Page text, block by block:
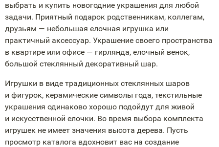
выбрать и купить новогодние украшения для любой
задачи. Приятный подарок родственникам, коллегам,
друзьям — небольшая елочная игрушка или
практичный аксессуар. Украшение своего пространства
в квартире или офисе — гирлянда, елочный венок,
большой стеклянный декоративный шар.
Игрушки в виде традиционных стеклянных шаров
и фигурок, керамические символы года, текстильные
украшения одинаково хорошо подойдут для живой
и искусственной елочки. Во время выбора комплекта
игрушек не имеет значения высота дерева. Пусть
просмотр каталога вдохновит вас на создание